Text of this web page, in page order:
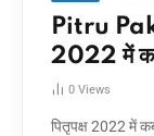
Pitru
2022 में
0 Views
पितृपक्ष 2022 में